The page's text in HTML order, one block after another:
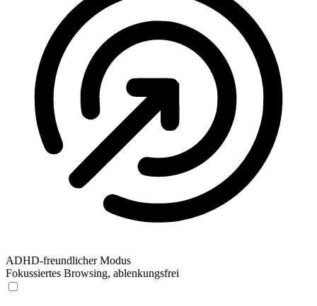
ADHD-freundlicher Modus
Fokussiertes Browsing, ablenkungsfrei